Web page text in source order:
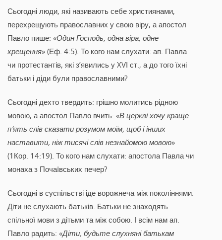
Сьогодні люди, які називають себе християнами,
перехрещують православних у свою віру, а апостол
Павло пише: «Один Господь, одна віра, одне
хрещення» (Еф. 4:5). То кого нам слухати: ап. Павла
чи протестантів, які з’явились у XVІ ст., а до того їхні
батьки і діди були православними?
Сьогодні дехто твердить: грішно молитись рідною
мовою, а апостол Павло вчить: «В церкві хочу краще
п’ять слів сказати розумом моїм, щоб і інших
наставити, ніж тисячі слів незнайомою мовою»
(1Кор. 14:19). То кого нам слухати: апостола Павла чи
монаха з Почаївських печер?
Сьогодні в суспільстві іде ворожнеча між поколіннями.
Діти не слухають батьків. Батьки не знаходять
спільної мови з дітьми та між собою. І всім нам ап.
Павло радить: «Діти, будьте слухняні батькам